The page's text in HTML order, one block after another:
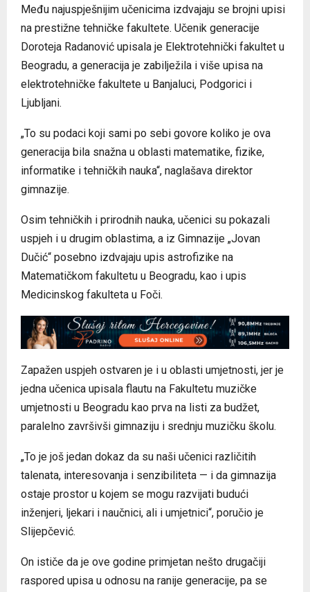
Među najuspješnijim učenicima izdvajaju se brojni upisi
na prestižne tehničke fakultete. Učenik generacije
Doroteja Radanović upisala je Elektrotehnički fakultet u
Beogradu, a generacija je zabilježila i više upisa na
elektrotehničke fakultete u Banjaluci, Podgorici i
Ljubljani.
„To su podaci koji sami po sebi govore koliko je ova
generacija bila snažna u oblasti matematike, fizike,
informatike i tehničkih nauka“, naglašava direktor
gimnazije.
Osim tehničkih i prirodnih nauka, učenici su pokazali
uspjeh i u drugim oblastima, a iz Gimnazije „Jovan
Dučić“ posebno izdvajaju upis astrofizike na
Matematičkom fakultetu u Beogradu, kao i upis
Medicinskog fakulteta u Foči.
Zapažen uspjeh ostvaren je i u oblasti umjetnosti, jer je
jedna učenica upisala flautu na Fakultetu muzičke
umjetnosti u Beogradu kao prva na listi za budžet,
paralelno završivši gimnaziju i srednju muzičku školu.
„To je još jedan dokaz da su naši učenici različitih
talenata, interesovanja i senzibiliteta — i da gimnazija
ostaje prostor u kojem se mogu razvijati budući
inženjeri, ljekari i naučnici, ali i umjetnici“, poručio je
Slijepčević.
On ističe da je ove godine primjetan nešto drugačiji
raspored upisa u odnosu na ranije generacije, pa se